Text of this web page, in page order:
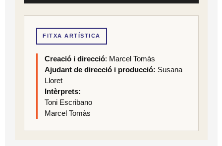
FITXA ARTÍSTICA
Creació i direcció: Marcel Tomàs
Ajudant de direcció i producció: Susana
Lloret
Intèrprets:
Toni Escribano
Marcel Tomàs